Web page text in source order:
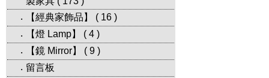
‧
【經典家飾品】 ( 16 )
‧
【燈 Lamp】 ( 4 )
‧
【鏡 Mirror】 ( 9 )
‧ 留言板